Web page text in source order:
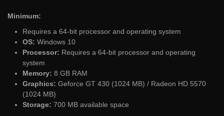
Minimum:
Requires a 64-bit processor and operating system
OS: Windows 10
Processor: Requires a 64-bit processor and operating
system
Memory: 8 GB RAM
Graphics: Geforce GT 430 (1024 MB) / Radeon HD 5570
(1024 MB)
Storage: 700 MB available space